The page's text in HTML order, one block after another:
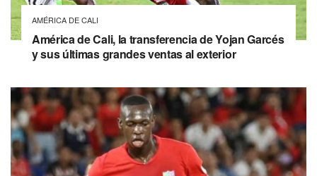
AMÉRICA DE CALI
América de Cali, la transferencia de Yojan Garcés
y sus últimas grandes ventas al exterior